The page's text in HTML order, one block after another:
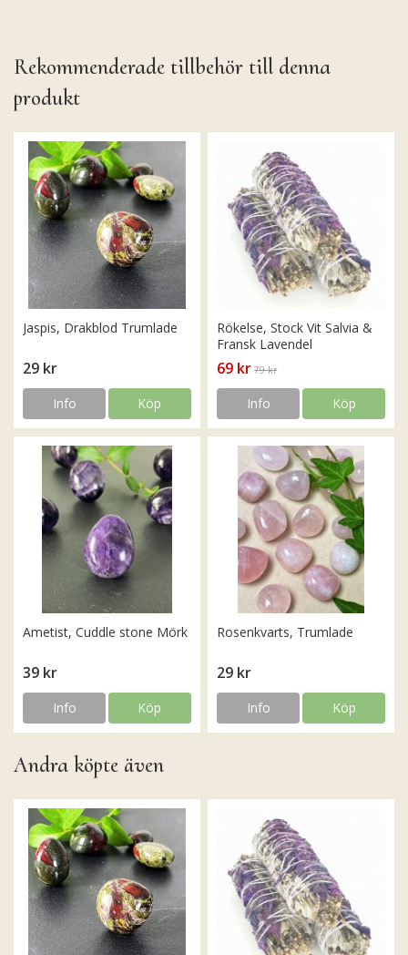
Rekommenderade tillbehör till denna
produkt
Jaspis, Drakblod Trumlade
29 kr
Info Köp
Rökelse, Stock Vit Salvia &
Fransk Lavendel
69 kr 79 kr
Info Köp
Ametist, Cuddle stone Mörk
39 kr
Info Köp
Rosenkvarts, Trumlade
29 kr
Info Köp
Andra köpte även